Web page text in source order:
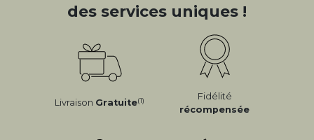
des services uniques !
Livraison Gratuite(1)
Fidélité
récompensée